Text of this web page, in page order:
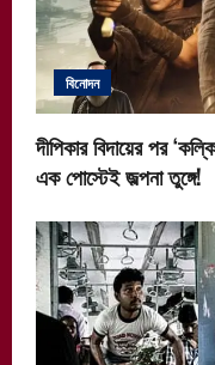
বিনোদন
দীপিকার বিদায়ের পর
এক পোস্টেই জল্পনা তুঙ্গে!